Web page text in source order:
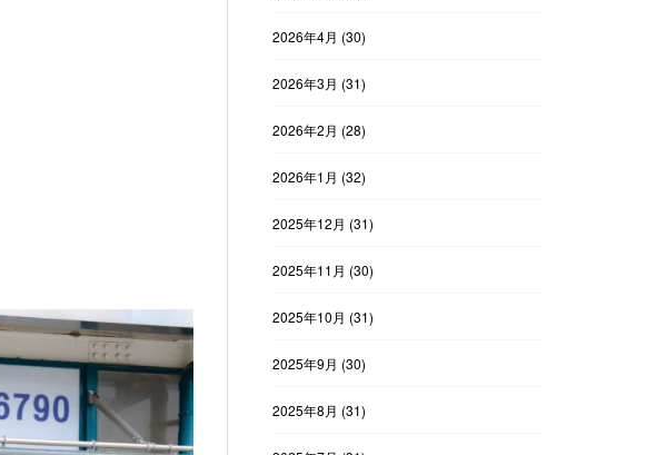
2026年4月 (30)
2026年3月 (31)
2026年2月 (28)
2026年1月 (32)
2025年12月 (31)
2025年11月 (30)
2025年10月 (31)
2025年9月 (30)
2025年8月 (31)